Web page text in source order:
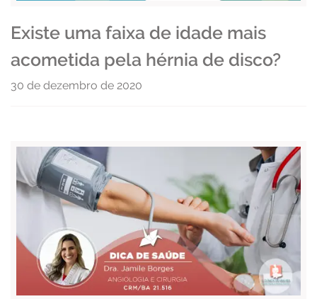
Existe uma faixa de idade mais
acometida pela hérnia de disco?
30 de dezembro de 2020